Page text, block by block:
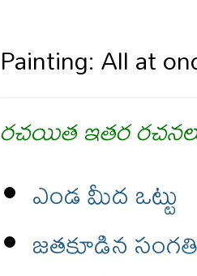
Painting: All at
రచయిత ఇతర
ఎండ మీద ఒట్టు
జతకూడిన